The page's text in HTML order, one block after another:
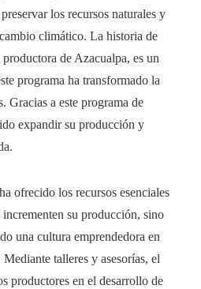
los recursos naturales y
climático. La historia de
de Azacualpa, es un
programa ha transformado la
Gracias a este programa de
expandir su producción y
ofrecido los recursos esenciales
su producción, sino
una cultura emprendedora en
talleres y asesorías, el
productores en el desarrollo de